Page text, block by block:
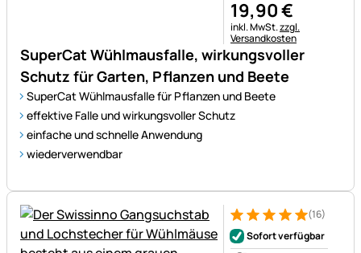
SuperCat Wühlmausfalle, wirkungsvoller
Schutz für Garten, Pflanzen und Beete
SuperCat Wühlmausfalle für Pflanzen und Beete
effektive Falle und wirkungsvoller Schutz
einfache und schnelle Anwendung
wiederverwendbar
19,90€
Steuerhinweis:
inkl. MwSt.zzgl.
Versandkosten
Bewertung: 5 von 5 (16
16 Bewertungen (16)
Sofort verfügbar